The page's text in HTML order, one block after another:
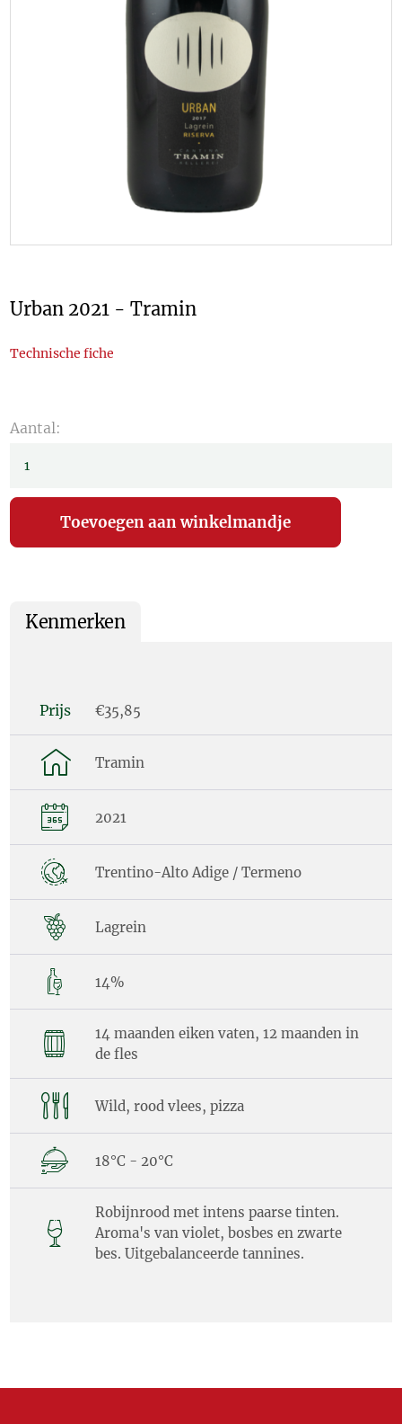
Urban 2021 - Tramin
Technische fiche
Aantal:
Kenmerken
Prijs €35,85
Tramin
2021
Trentino-Alto Adige / Termeno
Lagrein
14%
14 maanden eiken vaten, 12 maanden in
de fles
Wild, rood vlees, pizza
18°C - 20°C
Robijnrood met intens paarse tinten.
Aroma's van violet, bosbes en zwarte
bes. Uitgebalanceerde tannines.